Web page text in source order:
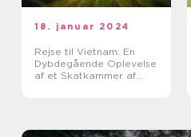
18. januar 2024
Rejse til Vietnam: En
Dybdegående Oplevelse
af et Skatkammer af